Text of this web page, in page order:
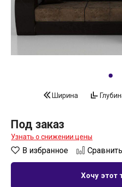
Ширина
Под заказ
Узнать о снижении цены
В избранное Сравнить
Хочу этот